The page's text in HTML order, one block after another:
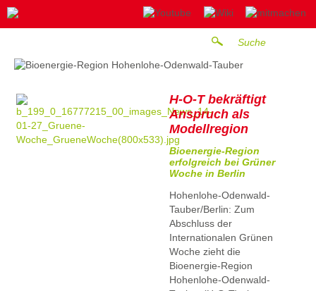
H-O-T bekräftigt
Anspruch als
Modellregion
Bioenergie-Region
erfolgreich bei Grüner
Woche in Berlin
Hohenlohe-Odenwald-
Tauber/Berlin: Zum
Abschluss der
Internationalen Grünen
Woche zieht die
Bioenergie-Region
Hohenlohe-Odenwald-